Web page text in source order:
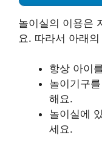
놀이실의 이용은
요. 따라서 아래
항상 아이
놀이기구
해요.
놀이실에
세요.